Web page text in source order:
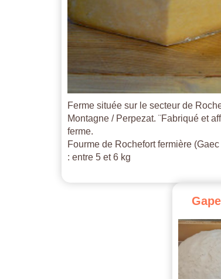
Ferme située sur le secteur de
Montagne / Perpezat. ¨Fabriqué et
ferme.
Fourme de Rochefort fermière
: entre 5 et 6 kg